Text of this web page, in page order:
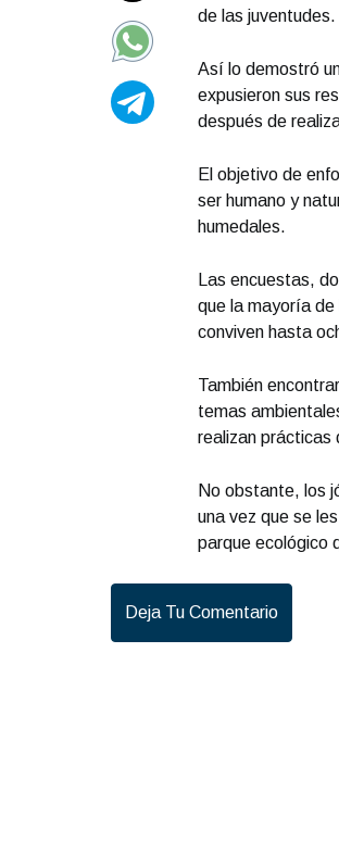
de las juventudes.
Así lo demostró
expusieron sus
después de
El objetivo de
ser humano y
humedales.
Las encuestas,
que la mayoría de
conviven hasta
También
temas
realizan prácticas
No obstante, los
una vez que se
parque ecológico
Deja Tu Comentario